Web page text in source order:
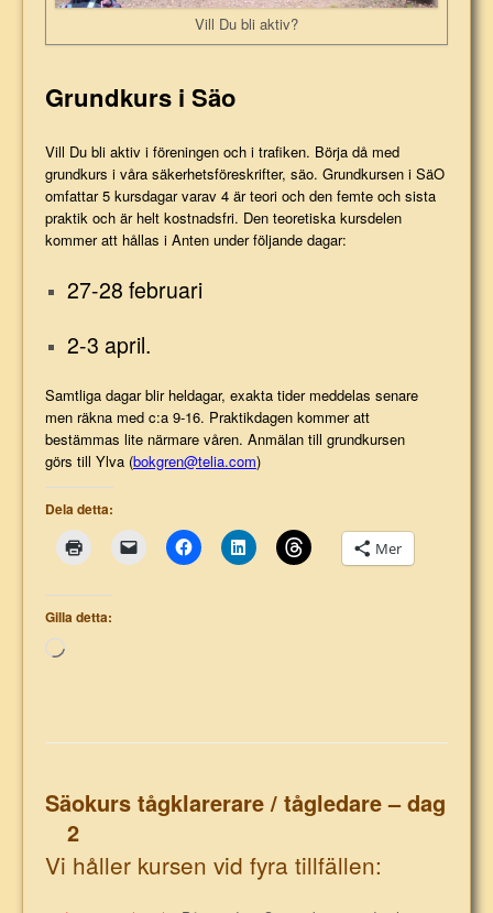
Vill Du bli aktiv?
Grundkurs i Säo
Vill Du bli aktiv i föreningen och i trafiken. Börja då med
grundkurs i våra säkerhetsföreskrifter, säo. Grundkursen i SäO
omfattar 5 kursdagar varav 4 är teori och den femte och sista
praktik och är helt kostnadsfri. Den teoretiska kursdelen
kommer att hållas i Anten under följande dagar:
27-28 februari
2-3 april.
Samtliga dagar blir heldagar, exakta tider meddelas senare
men räkna med c:a 9-16. Praktikdagen kommer att
bestämmas lite närmare våren. Anmälan till grundkursen
görs till Ylva (bokgren@telia.com)
Dela detta:
Mer
Gilla detta:
Laddar
Säokurs tågklarerare / tågledare – dag
2
Vi håller kursen vid fyra tillfällen: